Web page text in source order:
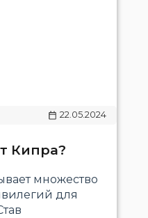
22.05.2024
Кипра?
множество
для